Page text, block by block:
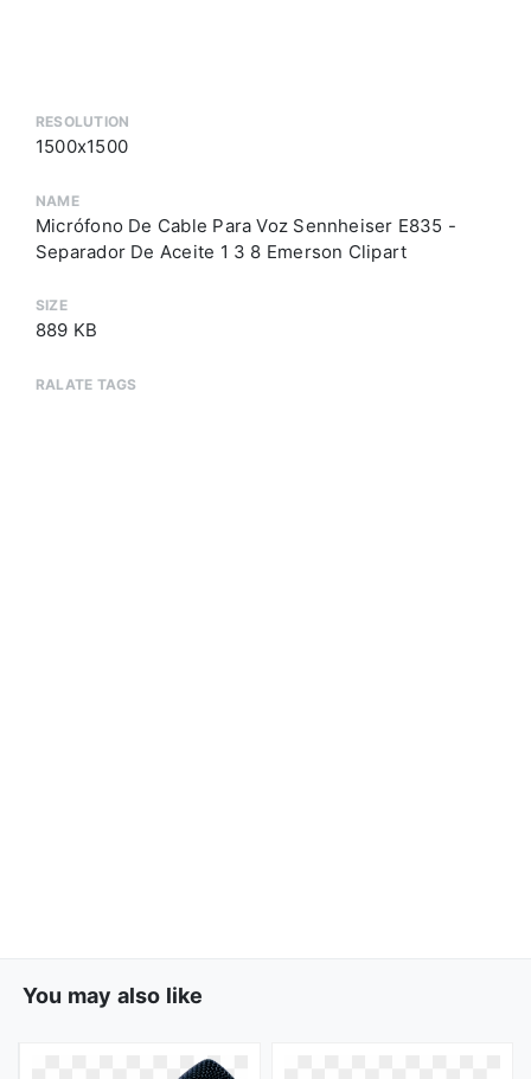
RESOLUTION
1500x1500
NAME
Micrófono De Cable Para Voz Sennheiser E835 -
Separador De Aceite 1 3 8 Emerson Clipart
SIZE
889 KB
RALATE TAGS
You may also like